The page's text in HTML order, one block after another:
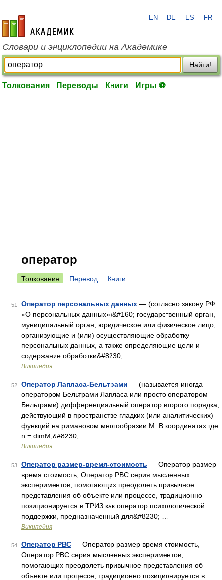
academic.ru
EN DE ES FR
Словари и энциклопедии на Академике
Найти!
Толкования Переводы Книги Игры ⚽
оператор
Толкование Перевод Книги
51 Оператор персональных данных — (согласно закону РФ
«О персональных данных»)&#160; государственный орган,
муниципальный орган, юридическое или физическое лицо,
организующие и (или) осуществляющие обработку
персональных данных, а также определяющие цели и
содержание обработки&#8230; …
Википедия
52 Оператор Лапласа-Бельтрами — (называется иногда
оператором Бельтрами Лапласа или просто оператором
Бельтрами) дифференциальный оператор второго порядка,
действующий в пространстве гладких (или аналитических)
функций на римановом многообразии M. В координатах где
n = dimM,&#8230; …
Википедия
53 Оператор размер-время-стоимость — Оператор размер
время стоимость, Оператор РВС серия мысленных
экспериментов, помогающих преодолеть привычное
представления об объекте или процессе, традиционно
позиционируется в ТРИЗ как оператор психологической
поддержки, предназначенный для&#8230; …
Википедия
54 Оператор РВС — Оператор размер время стоимость,
Оператор РВС серия мысленных экспериментов,
помогающих преодолеть привычное представления об
объекте или процессе, традиционно позиционируется в